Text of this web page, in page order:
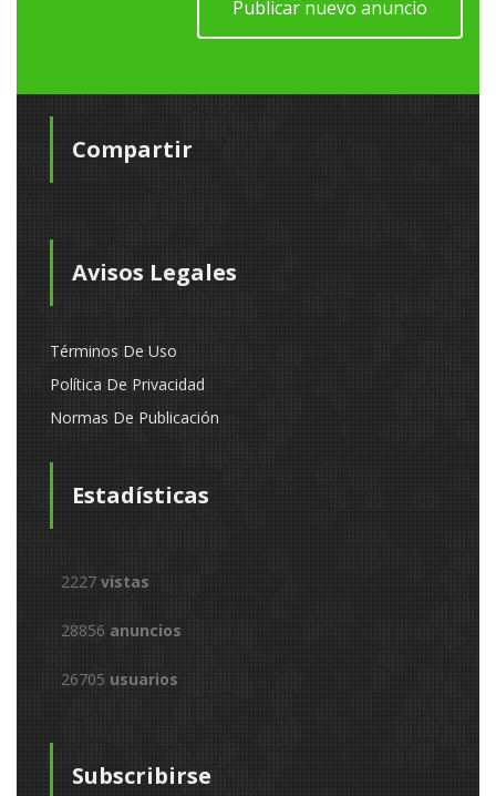
Publicar nuevo anuncio
Compartir
Avisos Legales
Términos De Uso
Política De Privacidad
Normas De Publicación
Estadísticas
2227 vistas
28856 anuncios
26705 usuarios
Subscribirse